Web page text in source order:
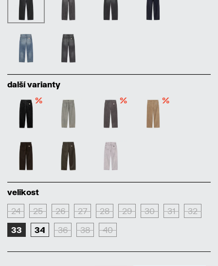
další varianty
%
% %
velikost
24 25 26 27 28 29 30 31 32
33 34 36 38 40